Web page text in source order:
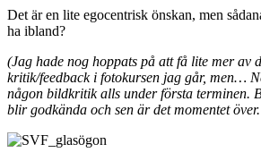
Det är en lite egocentrisk önskan, men
ha ibland?
(Jag hade nog hoppats på att få lite mer av
kritik/feedback i fotokursen jag går, men…
någon bildkritik alls under första terminen.
blir godkända och sen är det momentet